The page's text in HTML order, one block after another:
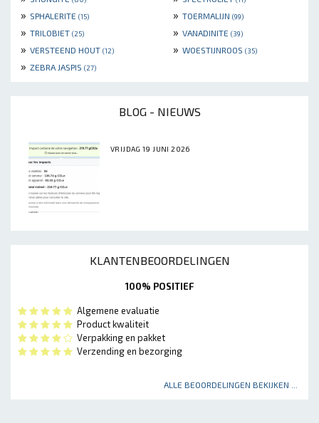
» SPHALERITE (15) » TOERMALIJN (99)
» TRILOBIET (25) » VANADINITE (39)
» VERSTEEND HOUT (12) » WOESTIJNROOS (35)
» ZEBRA JASPIS (27)
BLOG - NIEUWS
VRIJDAG 19 JUNI 2026
KLANTENBEOORDELINGEN
100% POSITIEF
Algemene evaluatie
Product kwaliteit
Verpakking en pakket
Verzending en bezorging
ALLE BEOORDELINGEN BEKIJKEN ...